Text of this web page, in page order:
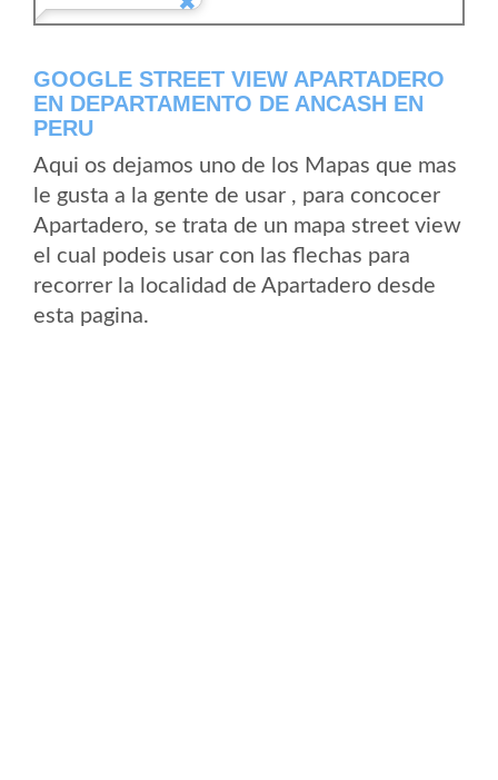
GOOGLE STREET VIEW APARTADERO
EN DEPARTAMENTO DE ANCASH EN
PERU
Aqui os dejamos uno de los Mapas que mas
le gusta a la gente de usar , para concocer
Apartadero, se trata de un mapa street view
el cual podeis usar con las flechas para
recorrer la localidad de Apartadero desde
esta pagina.